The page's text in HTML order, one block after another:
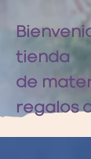
tienda
de
regalos